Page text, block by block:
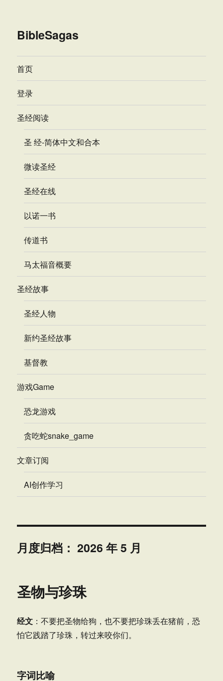
BibleSagas
首页
登录
圣经阅读
圣 经-简体中文和合本
微读圣经
圣经在线
以诺一书
传道书
马太福音概要
圣经故事
圣经人物
新约圣经故事
基督教
游戏Game
恐龙游戏
贪吃蛇snake_game
文章订阅
AI创作学习
月度归档：2026 年 5 月
圣物与珍珠
经文 ：不要把圣物给狗，也不要把珍珠丢在猪前，恐
怕它践踏了珍珠，转过来咬你们。
字词比喻